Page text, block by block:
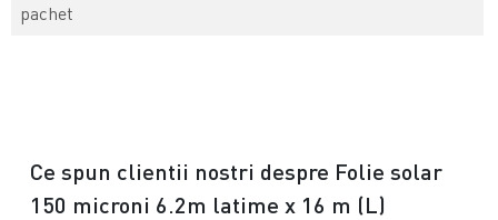
pachet
Ce spun clientii nostri despre Folie solar
150 microni 6.2m latime x 16 m (L)